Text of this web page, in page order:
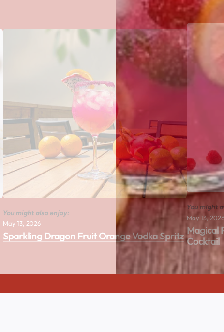
You might also enjoy:
May 13, 2026
Sparkling Dragon Fruit Orange Vodka Spritz
You might
May 13, 2026
Magical
Cocktail